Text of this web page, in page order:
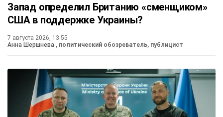
Запад определил Британию «сменщиком»
США в поддержке Украины?
7 августа 2026, 13:55
Анна Шершнева , политический обозреватель, публицист